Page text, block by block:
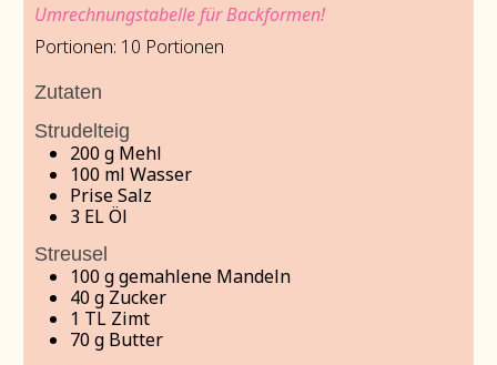
Umrechnungstabelle für Backformen!
Portionen: 10 Portionen
Zutaten
Strudelteig
200g Mehl
100 ml Wasser
Prise Salz
3 EL Öl
Streusel
100ggemahlene Mandeln
40g Zucker
1 TL Zimt
70g Butter